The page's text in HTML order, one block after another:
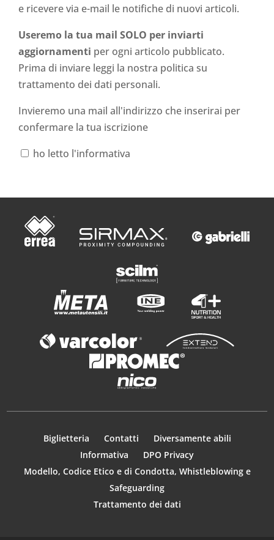
e ricevere via e-mail le notifiche di nuovi articoli.
Useremo la tua mail SOLO per inviarti
aggiornamenti per ogni articolo pubblicato.
Prima di inviare leggi la nostra politica su
trattamento dei dati personali.
Invieremo una mail all'indirizzo che inserirai per
confermare la tua iscrizione
ho letto l'informativa
Biglietteria Contatti
Diversamente abili
Informativa
DPO Privacy
Modello, Codice Etico e di Condotta, Whistleblowing e
Safeguarding
Trattamento dei dati